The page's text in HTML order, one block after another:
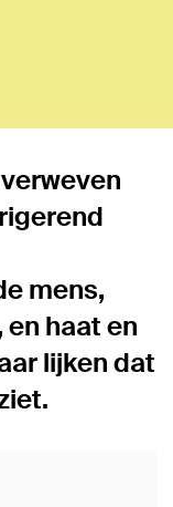
mens,
haat en
lijken dat